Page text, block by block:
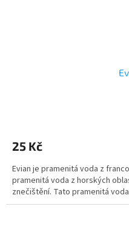
25 Kč
Evian je pramenitá voda z
pramenitá voda z horských
znečištění. Tato pramenitá